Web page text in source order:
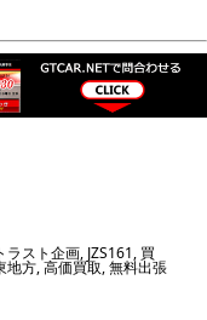
ラスト企画, JZS161, 買
地方,高価買取,無料出張